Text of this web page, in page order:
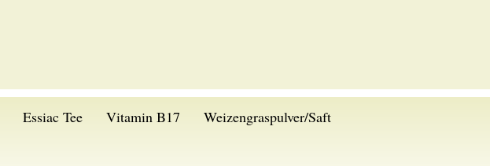
Essiac Tee Vitamin B17 Weizengraspulver/Saft